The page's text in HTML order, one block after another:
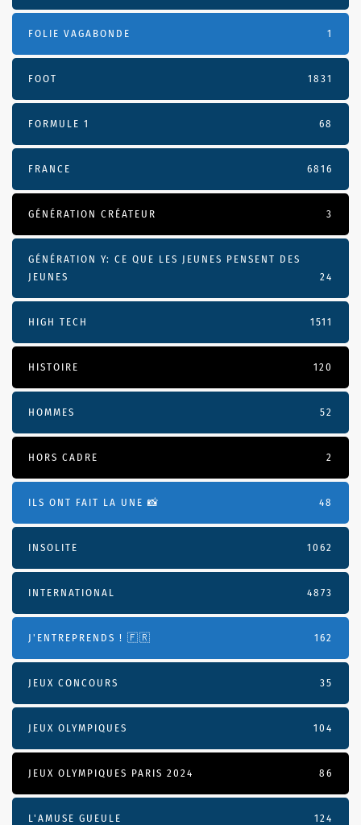
FOLIE VAGABONDE 1
FOOT 1831
FORMULE 1 68
FRANCE 6816
GÉNÉRATION CRÉATEUR 3
GÉNÉRATION Y: CE QUE LES JEUNES PENSENT DES
JEUNES
24
HIGH TECH 1511
HISTOIRE 120
HOMMES 52
HORS CADRE 2
ILS ONT FAIT LA UNE 📸 48
INSOLITE 1062
INTERNATIONAL 4873
J'ENTREPRENDS ! 🇫🇷 162
JEUX CONCOURS 35
JEUX OLYMPIQUES 104
JEUX OLYMPIQUES PARIS 2024 86
L'AMUSE GUEULE 124